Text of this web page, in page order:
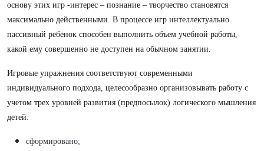
основу этих игр -интерес – познание – творчество становятся
максимально действенными. В процессе игр интеллектуально
пассивный ребенок способен выполнить объем учебной работы,
какой ему совершенно не доступен на обычном занятии.
Игровые упражнения соответствуют современными
индивидуального подхода, целесообразно организовывать работу с
учетом трех уровней развития (предпосылок) логического мышления
детей:
сформировано;